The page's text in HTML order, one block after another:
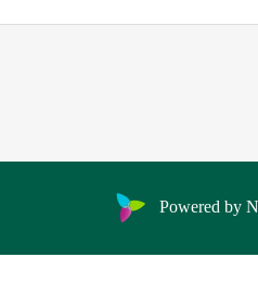
Powered by